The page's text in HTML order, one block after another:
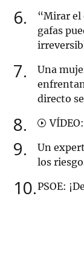
6
“Mirar el
gafas
7
Una
directo
8
9
Un
los
10 PSOE: